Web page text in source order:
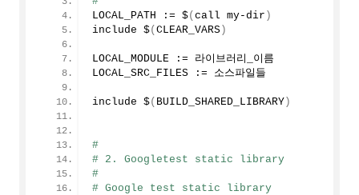
LOCAL_PATH := $( call my-dir )
include $( CLEAR_VARS )
LOCAL_MODULE := 라이브러리_이름
LOCAL_SRC_FILES := 소스파일들
include $( BUILD_SHARED_LIBRARY )
#
# 2. Googletest static library
#
# Google test static library